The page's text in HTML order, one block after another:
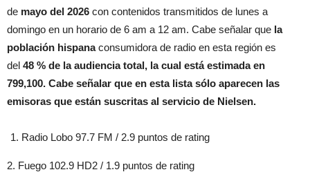
de mayo del 2026 con contenidos transmitidos de lunes a
domingo en un horario de 6 am a 12 am. Cabe señalar que la
población hispanaconsumidora de radio en esta región es
del 48 % de la audiencia total, la cual está estimada en
799,100. Cabe señalar que en esta lista sólo aparecen las
emisoras que están suscritas al servicio de Nielsen.
Radio Lobo 97.7 FM / 2.9 puntos de rating
2. Fuego 102.9 HD2 / 1.9 puntos de rating